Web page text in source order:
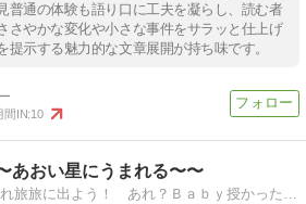
普通の体験も語り口に工夫を凝らし、読む者
さやかな変化や小さな事件をサラッと仕上げ
提示する魅力的な文章展開が持ち味です。
間IN:10
あおい星にうまれる〜〜
インドで出産。子連れ旅旅に出よう！ あれ？Ｂａｂｙ授かった＾＾ じゃー家族３人で旅しよー＾＾ノ